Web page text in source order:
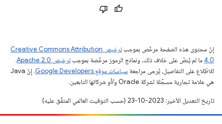
إنّ محتوى هذه الصفحة مرخّص بموجب
ترخيص Creative Commons Attribution
4.0‏ ما لم يُنصّ على خلاف ذلك، ونماذج الرموز مرخّصة بموجبترخيص Apache 2.0‏
.
للاطّلاع على التفاصيل، يُرجى مراجعة سياسات موقع Google Developers‏
. إنّ Java
هي علامة تجارية مسجَّلة لشركة Oracle و/أو شركائها التابعين.
تاريخ التعديل الأخير: 2023-10-23 (حسب التوقيت العالمي المتفَّق عليه)